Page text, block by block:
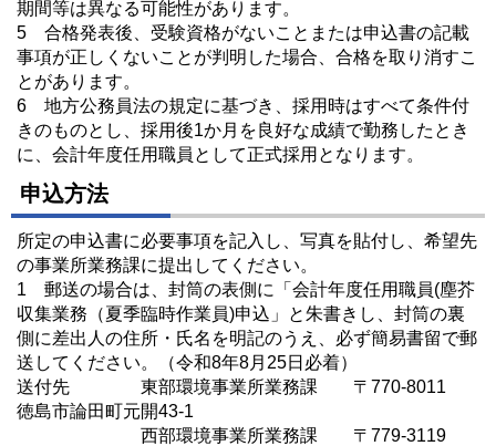
期間等は異なる可能性があります。
5 合格発表後、受験資格がないことまたは申込書の記載
事項が正しくないことが判明した場合、合格を取り消すこ
とがあります。
6 地方公務員法の規定に基づき、採用時はすべて条件付
きのものとし、採用後1か月を良好な成績で勤務したとき
に、会計年度任用職員として正式採用となります。
申込方法
所定の申込書に必要事項を記入し、写真を貼付し、希望先
の事業所業務課に提出してください。
1 郵送の場合は、封筒の表側に「会計年度任用職員(塵芥
収集業務（夏季臨時作業員)申込」と朱書きし、封筒の裏
側に差出人の住所・氏名を明記のうえ、必ず簡易書留で郵
送してください。（令和8年8月25日必着）
送付先 東部環境事業所業務課 〒770-8011
徳島市論田町元開43-1
西部環境事業所業務課 〒779-3119